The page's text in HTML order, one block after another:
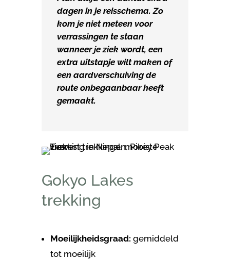
dagen in je reisschema. Zo
kom je niet meteen voor
verrassingen te staan
wanneer je ziek wordt, een
extra uitstapje wilt maken of
een aardverschuiving de
route onbegaanbaar heeft
gemaakt.
Gokyo Lakes
trekking
Moeilijkheidsgraad: gemiddeld
tot moeilijk